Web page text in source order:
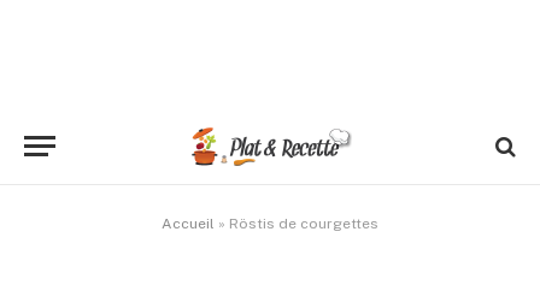
Accueil » Röstis de courgettes